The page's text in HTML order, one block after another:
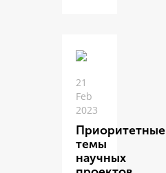
21
Feb
2023
Приоритетные
темы
научных